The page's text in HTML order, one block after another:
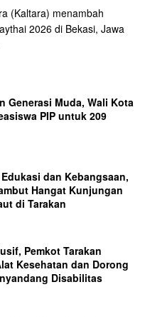
(Kaltara) menambah
2026 di Bekasi, Jawa
Generasi Muda, Wali Kota
PIP untuk 209
dan Kebangsaan,
Hangat Kunjungan
di Tarakan
Pemkot Tarakan
Kesehatan dan Dorong
Disabilitas